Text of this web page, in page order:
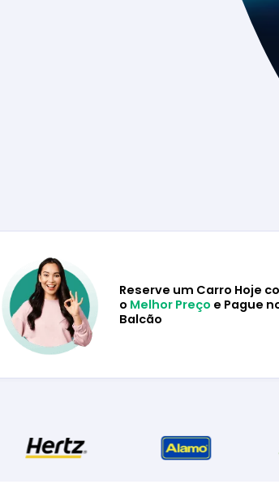
Reserve um Carro Hoje
o Melhor Preço e Pague
Balcão